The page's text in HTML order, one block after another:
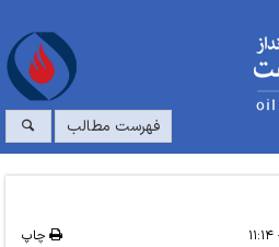
فهرست مطالب
چاپ